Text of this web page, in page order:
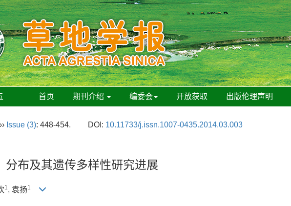
首页 期刊介绍 编委会 开放获取 出版伦理声明
›› Issue (3): 448-454. DOI: 10.11733/j.issn.1007-0435.2014.03.003
分布及其遗传多样性研究进展
1, 袁扬1